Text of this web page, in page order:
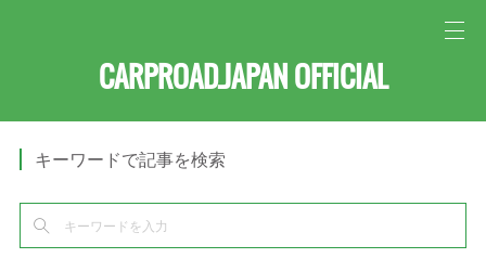
CARPROAD.JAPAN OFFICIAL
キーワードで記事を検索